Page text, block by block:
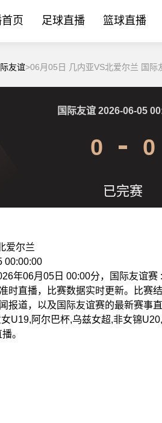
页 足球直播 篮球直播
友谊>06月05日 几内亚VS北爱尔兰 国际
国际友谊 2026-06-05
0 0
已完赛
爱尔兰
00:00:00
年06月05日 00:00分，国际友谊
时直播，比赛数据实时更新。比赛
报道，以及国际友谊赛的最新赛事
U19,阿尔巴杯,乌兹女超,非女锦
。